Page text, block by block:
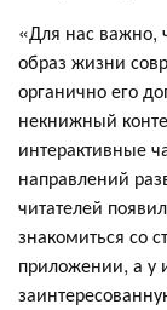
«Для нас важно,
образ жизни
органично его
некнижный
интерактивные
направлений
читателей
знакомиться со
приложении, а у